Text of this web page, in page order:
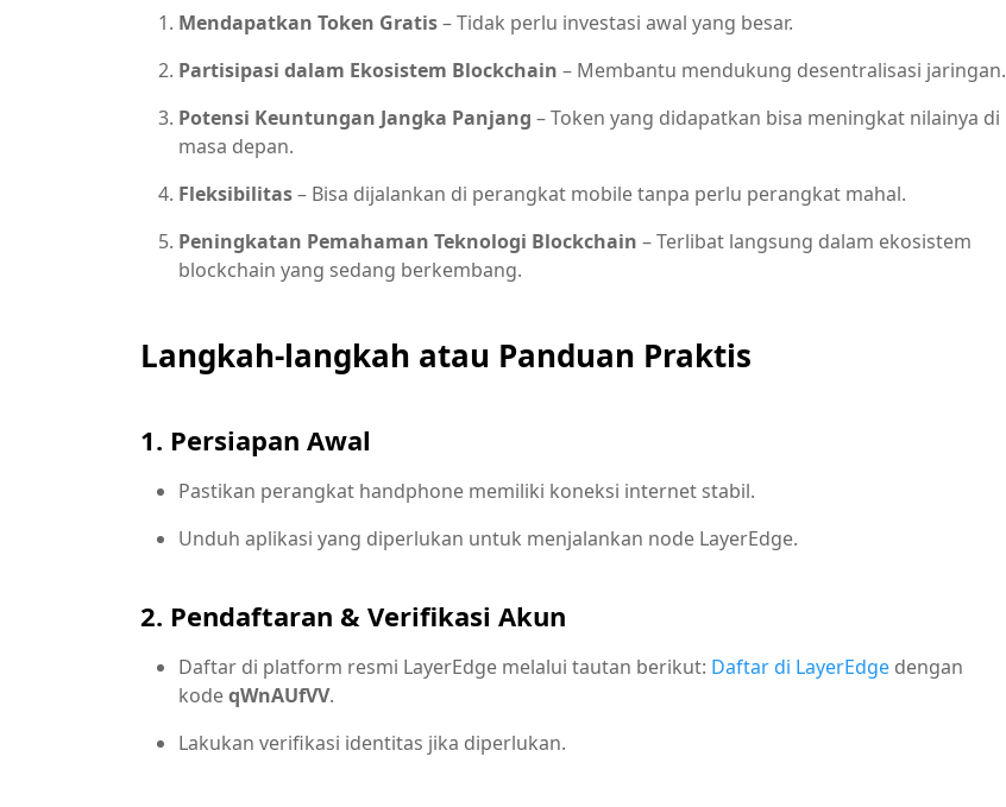
Mendapatkan Token Gratis– Tidak perlu investasi awal yang besar.
Partisipasi dalam Ekosistem Blockchain – Membantu mendukung desentralisasi jaringan.
Potensi Keuntungan Jangka Panjang – Token yang didapatkan bisa meningkat nilainya di
masa depan.
Fleksibilitas– Bisa dijalankan di perangkat mobile tanpa perlu perangkat mahal.
Peningkatan Pemahaman Teknologi Blockchain – Terlibat langsung dalam ekosistem
blockchain yang sedang berkembang.
Langkah-langkah atau Panduan Praktis
1. Persiapan Awal
Pastikan perangkat handphone memiliki koneksi internet stabil.
Unduh aplikasi yang diperlukan untuk menjalankan node LayerEdge.
2. Pendaftaran & Verifikasi Akun
Daftar di platform resmi LayerEdge melalui tautan berikut: Daftar di LayerEdge dengan
kodeqWnAUfVV.
Lakukan verifikasi identitas jika diperlukan.